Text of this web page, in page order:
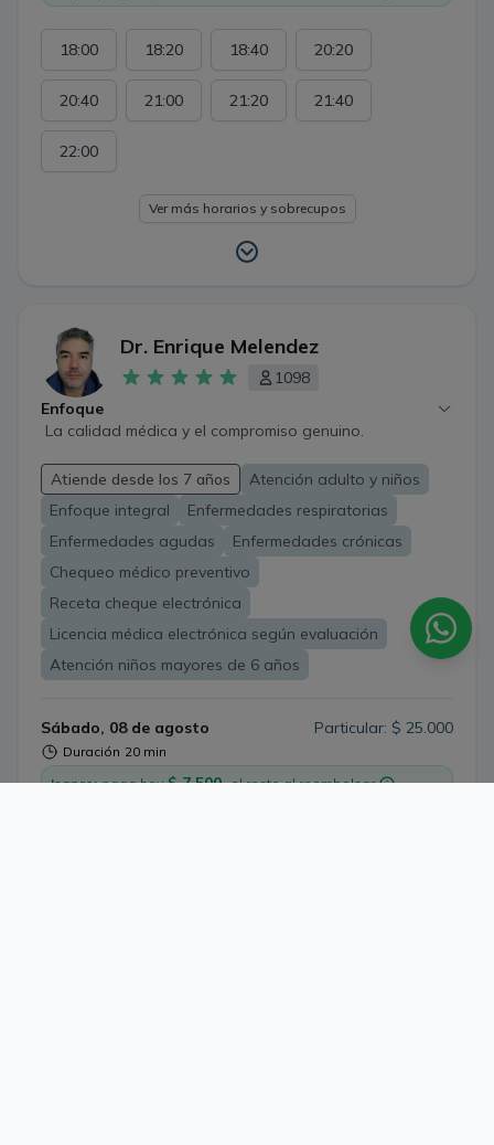
18:00 18:20 18:40 20:20
20:40 21:00 21:20 21:40
22:00
Ver más horarios y sobrecupos
Dr. Enrique Melendez
1098
Enfoque
La calidad médica y el compromiso genuino.
Atiende desde los 7 años
Atención adulto y niños
Enfoque integral
Enfermedades respiratorias
Enfermedades agudas
Enfermedades crónicas
Chequeo médico preventivo
Receta cheque electrónica
Licencia médica electrónica según evaluación
Atención niños mayores de 6 años
Sábado, 08 de agosto
Duración 20 min
Particular: $ 25.000
Isapre: paga hoy $ 7.500, el resto al reembolsar